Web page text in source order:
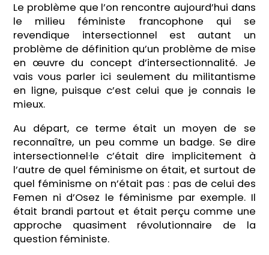
Le problème que l’on rencontre aujourd’hui dans
le milieu féministe francophone qui se
revendique intersectionnel est autant un
problème de définition qu’un problème de mise
en œuvre du concept d’intersectionnalité. Je
vais vous parler ici seulement du militantisme
en ligne, puisque c’est celui que je connais le
mieux.
Au départ, ce terme était un moyen de se
reconnaître, un peu comme un badge. Se dire
intersectionnel·le c’était dire implicitement à
l’autre de quel féminisme on était, et surtout de
quel féminisme on n’était pas : pas de celui des
Femen ni d’Osez le féminisme par exemple. Il
était brandi partout et était perçu comme une
approche quasiment révolutionnaire de la
question féministe.